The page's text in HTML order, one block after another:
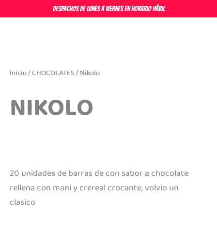
al
DESPACHOS DE LUNES A VIERNES EN HORARIO HÁBIL
Inicio/ CHOCOLATES/ Nikolo
NIKOLO
20 unidades de barras de con sabor a chocolate
rellena con mani y crereal crocante, volvio un
clasico